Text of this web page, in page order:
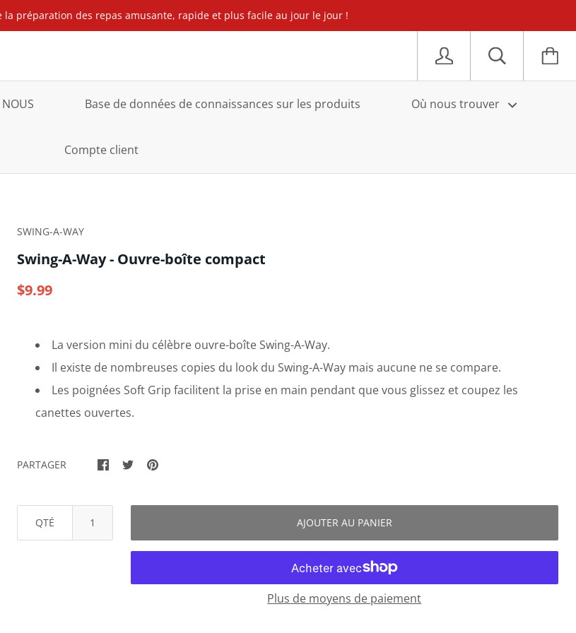
préparation des repas amusante, rapide et plus facile au jour le jour !
Base de données de connaissances sur les produits Où nous trouver
Compte client
SWING-A-WAY
Swing-A-Way - Ouvre-boîte compact
$9.99
La version mini du célèbre ouvre-boîte Swing-A-Way.
Il existe de nombreuses copies du look du Swing-A-Way mais aucune ne se compare.
Les poignées Soft Grip facilitent la prise en main pendant que vous glissez et coupez les
canettes ouvertes.
PARTAGER
QTÉ AJOUTER AU PANIER
Plus de moyens de paiement